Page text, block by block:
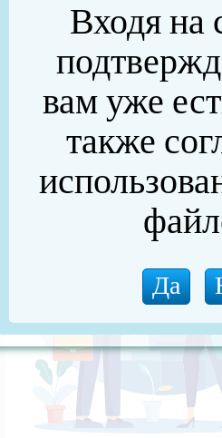
Забыли свой пароль?
Входя на
вам уже
также